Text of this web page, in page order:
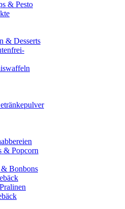
& Pesto
& Desserts
& Popcorn
Bonbons